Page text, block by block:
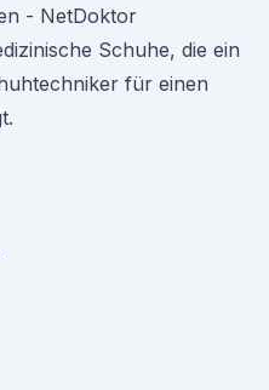
- NetDoktor
Schuhe, die ein
für einen